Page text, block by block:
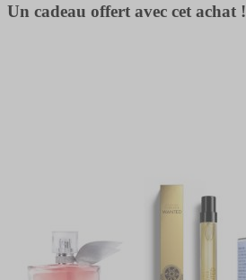
Un cadeau offert avec cet achat !